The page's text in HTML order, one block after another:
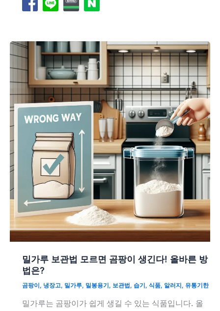
밀가루 보관법 모르면 곰팡이 생긴다! 올바른 방
법은?
곰팡이 , 냉장고, 밀가루, 밀봉용기 , 보관법 , 습기 , 식품, 알러지 , 유통기한
밀가루는 곰팡이가 쉽게 생길 수 있는 식품입니다. 올